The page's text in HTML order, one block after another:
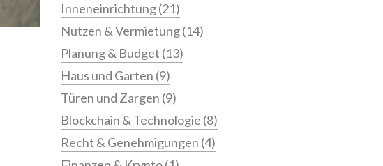
Inneneinrichtung(21)
Nutzen & Vermietung(14)
Planung & Budget (13)
Haus und Garten (9)
Türen und Zargen (9)
Blockchain & Technologie (8)
Recht & Genehmigungen (4)